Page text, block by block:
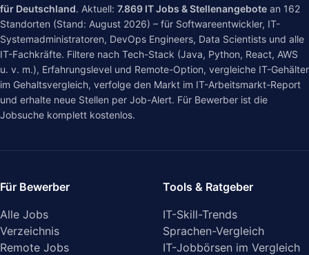
für Deutschland. Aktuell: 7.869 IT Jobs & Stellenangebote an 162
Standorten (Stand: August 2026) – für Softwareentwickler, IT-
Systemadministratoren, DevOps Engineers, Data Scientists und alle
IT-Fachkräfte. Filtere nach Tech-Stack (Java, Python, React, AWS
u. v. m.), Erfahrungslevel und Remote-Option, vergleiche IT-Gehälter
im Gehaltsvergleich, verfolge den Markt im IT-Arbeitsmarkt-Report
und erhalte neue Stellen per Job-Alert. Für Bewerber ist die
Jobsuche komplett kostenlos.
Für Bewerber
Alle Jobs
Verzeichnis
Remote Jobs
Tools & Ratgeber
IT-Skill-Trends
Sprachen-Vergleich
IT-Jobbörsen im Vergleich